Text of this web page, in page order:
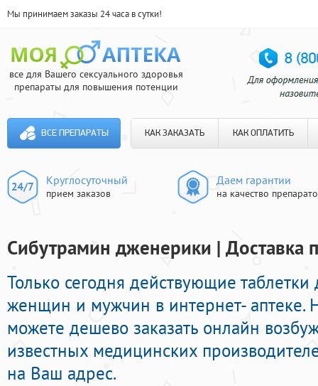
Мы принимаем заказы 24 часа в сутки!
все для Вашего сексуального здоровья
препараты для повышения потенции
ВСЕ ПРЕПАРАТЫ КАК ЗАКАЗАТЬ КАК ОПЛАТИТЬ
Круглосуточный
прием заказов
Даем гарантии
на качество
Сибутрамин дженерики | Доставка
Только сегодня действующие
женщин и мужчин в интернет- аптеке.
можете дешево заказать онлайн
известных медицинских
на Ваш адрес.